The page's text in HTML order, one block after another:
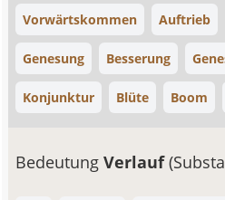
Vorwärtskommen Auftrieb
Genesung Besserung
Konjunktur Blüte Boom
BedeutungVerlauf